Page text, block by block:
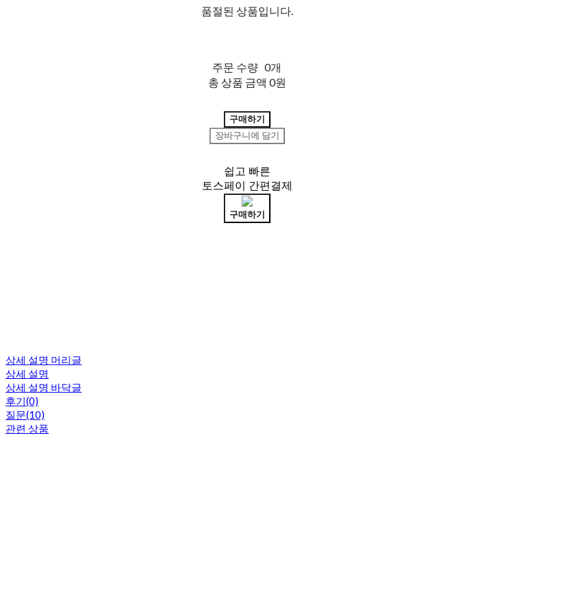
품절된 상품입니다.
주문 수량 0개
총 상품 금액 0원
구매하기
장바구니에 담기
쉽고 빠른
토스페이 간편결제
구매하기
상세 설명 머리글
상세 설명
상세 설명 바닥글
후기(0)
질문(10)
관련 상품